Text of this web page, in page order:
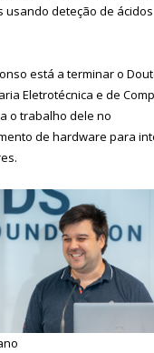
usando deteção de ácidos
está a terminar o
Eletrotécnica e de
o trabalho dele no
de hardware para